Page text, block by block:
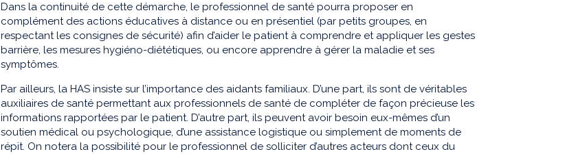
Dans la continuité de cette démarche, le professionnel de santé pourra proposer en
complément des actions éducatives à distance ou en présentiel (par petits groupes, en
respectant les consignes de sécurité) afin d’aider le patient à comprendre et appliquer les gestes
barrière, les mesures hygiéno-diététiques, ou encore apprendre à gérer la maladie et ses
symptômes.
Par ailleurs, la HAS insiste sur l’importance des aidants familiaux. D’une part, ils sont de véritables
auxiliaires de santé permettant aux professionnels de santé de compléter de façon précieuse les
informations rapportées par le patient. D’autre part, ils peuvent avoir besoin eux-mêmes d’un
soutien médical ou psychologique, d’une assistance logistique ou simplement de moments de
répit. On notera la possibilité pour le professionnel de solliciter d’autres acteurs dont ceux du